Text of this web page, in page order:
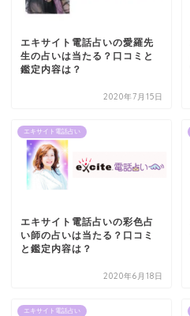
エキサイト電話占いの愛羅先
生の占いは当たる？口コミと
鑑定内容は？
2020年7月15日
エキサイト電話占い
エキサイト電話占いの彩色占
い師の占いは当たる？口コミ
と鑑定内容は？
2020年6月18日
エキサイト電話占い